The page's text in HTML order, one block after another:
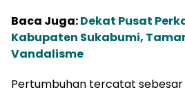
Baca Juga:Dekat Pusat
Kabupaten Sukabumi,
Vandalisme
Pertumbuhan tercatat